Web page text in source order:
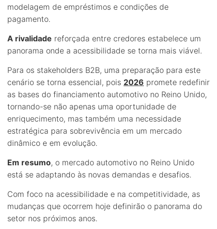
modelagem de empréstimos e condições de
pagamento.
A rivalidade reforçada entre credores estabelece um
panorama onde a acessibilidade se torna mais viável.
Para os stakeholders B2B, uma preparação para este
cenário se torna essencial, pois 2026 promete redefinir
as bases do financiamento automotivo no Reino Unido,
tornando-se não apenas uma oportunidade de
enriquecimento, mas também uma necessidade
estratégica para sobrevivência em um mercado
dinâmico e em evolução.
Em resumo, o mercado automotivo no Reino Unido
está se adaptando às novas demandas e desafios.
Com foco na acessibilidade e na competitividade, as
mudanças que ocorrem hoje definirão o panorama do
setor nos próximos anos.